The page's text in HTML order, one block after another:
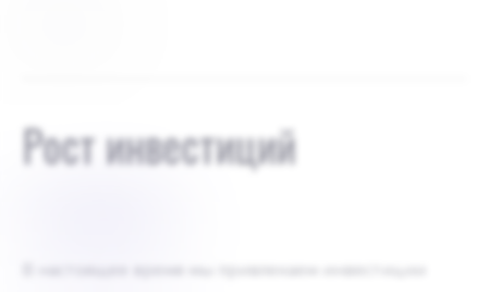
Рост инвестиций
В настоящее время мы привлекаем инвестиции